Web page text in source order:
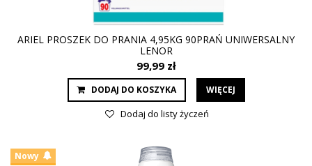
ARIEL PROSZEK DO PRANIA 4,95KG 90PRAŃ UNIWERSALNY
LENOR
99,99 zł
DODAJ DO KOSZYKA WIĘCEJ
Dodaj do listy życzeń
Nowy